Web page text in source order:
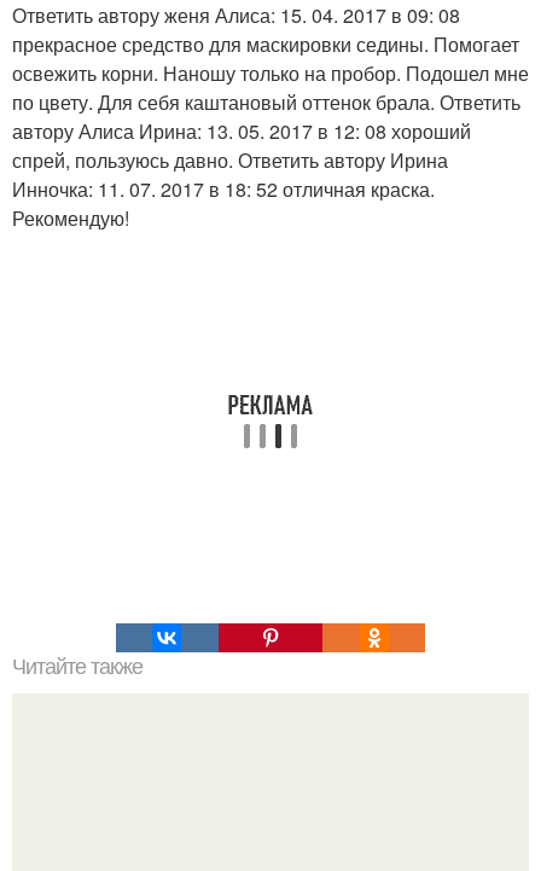
Ответить автору женя Алиса: 15. 04. 2017 в 09: 08
прекрасное средство для маскировки седины. Помогает
освежить корни. Наношу только на пробор. Подошел мне
по цвету. Для себя каштановый оттенок брала. Ответить
автору Алиса Ирина: 13. 05. 2017 в 12: 08 хороший
спрей, пользуюсь давно. Ответить автору Ирина
Инночка: 11. 07. 2017 в 18: 52 отличная краска.
Рекомендую!
Читайте также